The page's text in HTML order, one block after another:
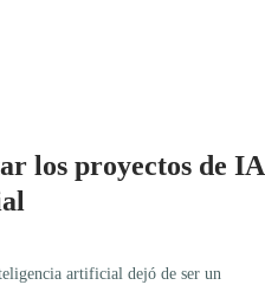
los proyectos de IA
artificial dejó de ser un